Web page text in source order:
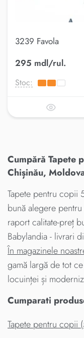
3239 Favola
295 mdl/rul.
Stoc:
Cumpără Tapete
Chișinău,
Tapete pentru copii
bună alegere
raport calitate-preț
Babylandia - livrari
În magazinele
gamă largă de tot
locuinței și
Cumparati
Tapete pentru copii